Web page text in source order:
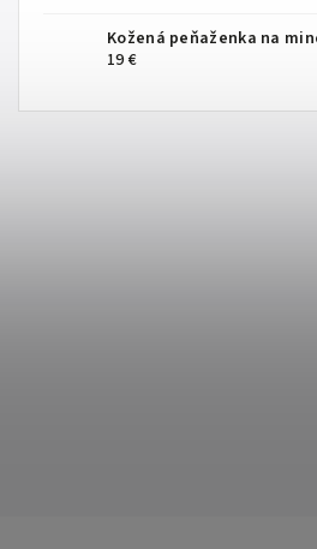
Kožená peňaženka na
19 €